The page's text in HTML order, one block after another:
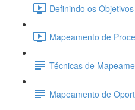
Definindo os
Mapeamento de
Técnicas de
Mapeamento de